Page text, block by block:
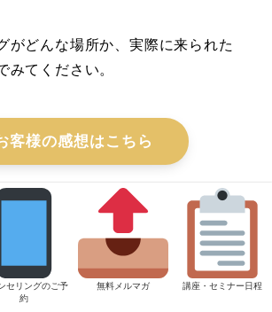
がどんな場所か、実際に来られた
みてください。
客様の感想はこちら
セリングのご予
約
無料メルマガ 講座・セミナー日程